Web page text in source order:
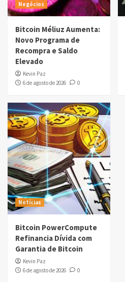
Negócios
Bitcoin Méliuz Aumenta:
Novo Programa de
Recompra e Saldo
Elevado
Kevin Paz
6 de agosto de 2026
0
Notícias
Bitcoin PowerCompute
Refinancia Dívida com
Garantia de Bitcoin
Kevin Paz
6 de agosto de 2026
0